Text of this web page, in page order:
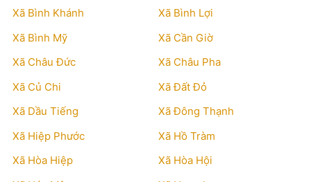
Xã Bình Khánh
Xã Bình Lợi
Xã Bình Mỹ
Xã Cần Giờ
Xã Châu Đức
Xã Châu Pha
Xã Củ Chi
Xã Đất Đỏ
Xã Dầu Tiếng
Xã Đông Thạnh
Xã Hiệp Phước
Xã Hồ Tràm
Xã Hòa Hiệp
Xã Hòa Hội